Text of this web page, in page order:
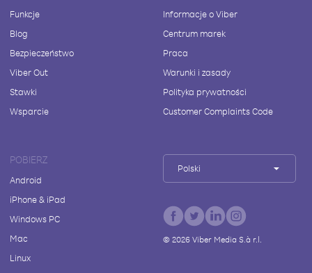
Funkcje
Blog
Bezpieczeństwo
Viber Out
Stawki
Wsparcie
Informacje o Viber
Centrum marek
Praca
Warunki i zasady
Polityka prywatności
Customer Complaints Code
POBIERZ
Android
iPhone & iPad
Windows PC
Mac
Linux
Polski
© 2026Viber Media S.à r.l.